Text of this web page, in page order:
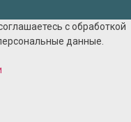
с обработкой
данные.